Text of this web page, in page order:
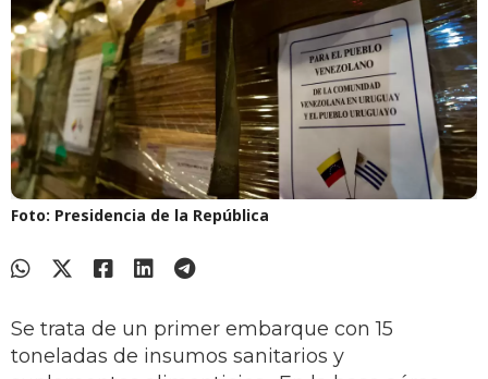
Foto: Presidencia de la República
Se trata de un primer embarque con 15
toneladas de insumos sanitarios y